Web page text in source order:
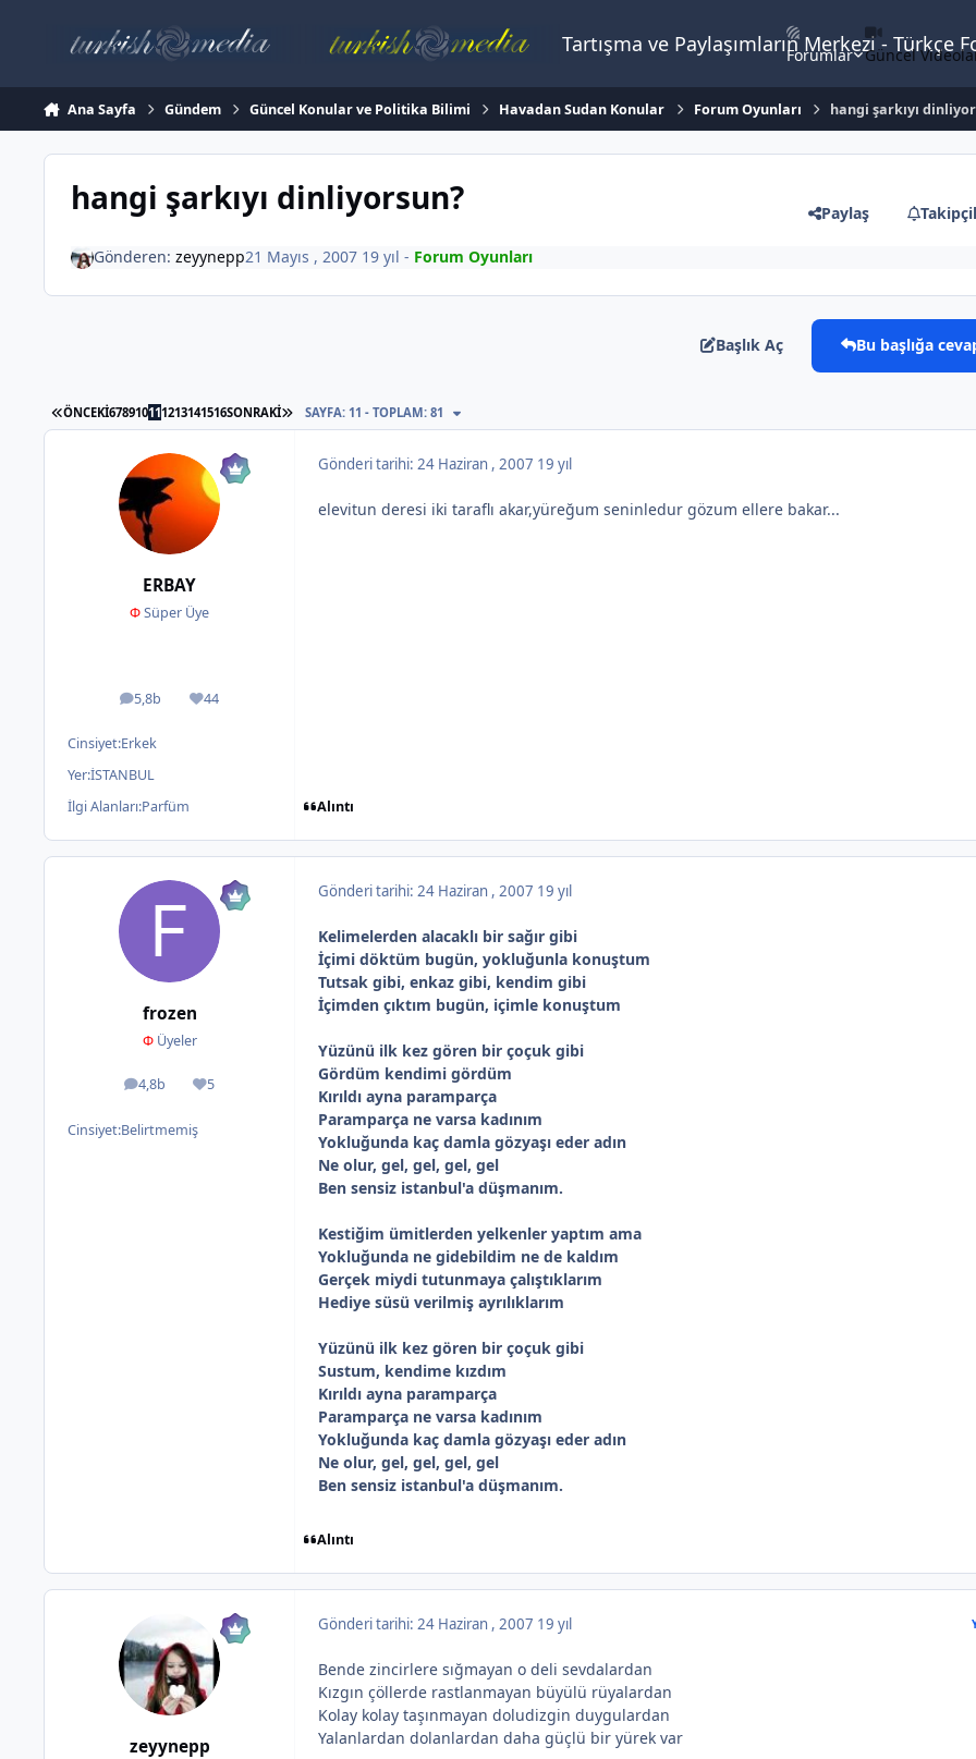
Tartışma ve Paylaşımların Merkezi -
Forumlar Güncel
Ana Sayfa Gündem Güncel Konular ve Politika Bilimi Havadan Sudan Konular Forum Oyunları hangi şarkıyı
hangi şarkıyı dinliyorsun? Paylaş
Gönderen: zeyynepp21 Mayıs , 2007 19 yıl - Forum Oyunları
Başlık Aç Bu başlığa
İLK SAYFA
ÖNCEKI678910111213141516SONRAKI SON SAYFA
SAYFA: 11 - TOPLAM: 81
ERBAY
ΦSüper Üye
5,8b
ileti 44
İtibar
Cinsiyet:Erkek
Yer:İSTANBUL
İlgi Alanları:Parfüm
Gönderi tarihi: 24 Haziran , 2007 19 yıl
elevitun deresi iki taraflı akar,yüreğum seninledur gözum ellere bakar...
Alıntı
frozen
ΦÜyeler
4,8b
ileti 5
İtibar
Cinsiyet:Belirtmemiş
Gönderi tarihi: 24 Haziran , 2007 19 yıl
Kelimelerden alacaklı bir sağır gibi
İçimi döktüm bugün, yokluğunla konuştum
Tutsak gibi, enkaz gibi, kendim gibi
İçimden çıktım bugün, içimle konuştum
Yüzünü ilk kez gören bir çoçuk gibi
Gördüm kendimi gördüm
Kırıldı ayna paramparça
Paramparça ne varsa kadınım
Yokluğunda kaç damla gözyaşı eder adın
Ne olur, gel, gel, gel, gel
Ben sensiz istanbul'a düşmanım.
Kestiğim ümitlerden yelkenler yaptım ama
Yokluğunda ne gidebildim ne de kaldım
Gerçek miydi tutunmaya çalıştıklarım
Hediye süsü verilmiş ayrılıklarım
Yüzünü ilk kez gören bir çoçuk gibi
Sustum, kendime kızdım
Kırıldı ayna paramparça
Paramparça ne varsa kadınım
Yokluğunda kaç damla gözyaşı eder adın
Ne olur, gel, gel, gel, gel
Ben sensiz istanbul'a düşmanım.
Alıntı
zeyynepp
Gönderi tarihi: 24 Haziran , 2007 19 yıl
Bende zincirlere sığmayan o deli sevdalardan
Kızgın çöllerde rastlanmayan büyülü rüyalardan
Kolay kolay taşınmayan doludizgin duygulardan
Yalanlardan dolanlardan daha güçlü bir yürek var